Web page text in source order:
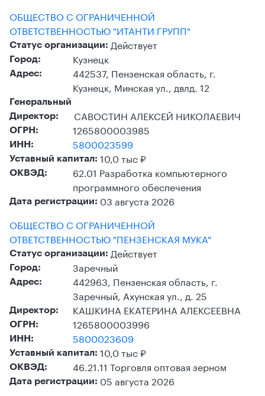
ОБЩЕСТВО С ОГРАНИЧЕННОЙ
ОТВЕТСТВЕННОСТЬЮ "ИТАНТИ ГРУПП"
Статус организации: Действует
Город: Кузнецк
Адрес:
442537, Пензенская область, г.
Кузнецк, Минская ул., двлд. 12
Генеральный
Директор:
САВОСТИН АЛЕКСЕЙ НИКОЛАЕВИЧ
ОГРН: 1265800003985
ИНН: 5800023599
Уставный капитал: 10,0 тыс ₽
ОКВЭД:
62.01 Разработка компьютерного
программного обеспечения
Дата регистрации: 03 августа 2026
ОБЩЕСТВО С ОГРАНИЧЕННОЙ
ОТВЕТСТВЕННОСТЬЮ "ПЕНЗЕНСКАЯ МУКА"
Статус организации: Действует
Город: Заречный
Адрес:
442963, Пензенская область, г.
Заречный, Ахунская ул., д. 25
Директор: КАШКИНА ЕКАТЕРИНА АЛЕКСЕЕВНА
ОГРН: 1265800003996
ИНН: 5800023609
Уставный капитал: 10,0 тыс ₽
ОКВЭД: 46.21.11 Торговля оптовая зерном
Дата регистрации: 05 августа 2026